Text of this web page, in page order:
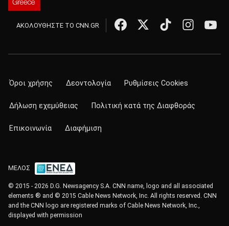
ΑΚΟΛΟΥΘΗΣΤΕ ΤΟ CNN.GR
Όροι χρήσης Δεοντολογία Ρυθμίσεις Cookies
Δήλωση εχεμύθειας Πολιτική κατά της Διαφθοράς
Επικοινωνία Διαφήμιση
ΜΕΛΟΣ
© 2015 - 2026 D.G. Newsagency S.A. CNN name, logo and all associated
elements ® and © 2015 Cable News Network, Inc. All rights reserved. CNN
and the CNN logo are registered marks of Cable News Network, Inc.,
displayed with permission